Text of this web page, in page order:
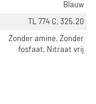
Blauw
TL 774 C, 325.20
Zonder amine, Zonder
fosfaat, Nitraat vrij